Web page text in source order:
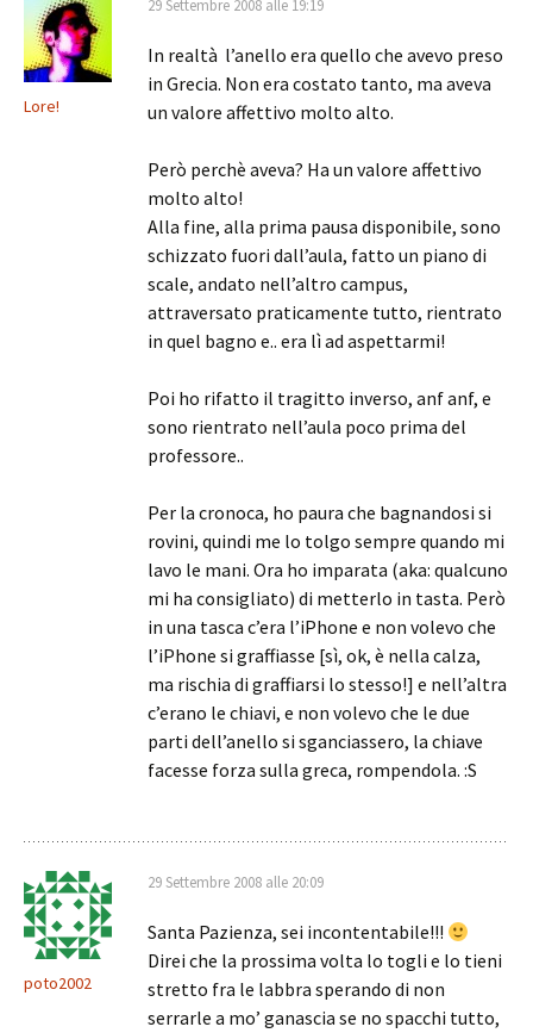
Lore!
29 Settembre 2008 alle 19:19
In realtà l’anello era quello che avevo preso
in Grecia. Non era costato tanto, ma aveva
un valore affettivo molto alto.
Però perchè aveva? Ha un valore affettivo
molto alto!
Alla fine, alla prima pausa disponibile, sono
schizzato fuori dall’aula, fatto un piano di
scale, andato nell’altro campus,
attraversato praticamente tutto, rientrato
in quel bagno e.. era lì ad aspettarmi!
Poi ho rifatto il tragitto inverso, anf anf, e
sono rientrato nell’aula poco prima del
professore..
Per la cronoca, ho paura che bagnandosi si
rovini, quindi me lo tolgo sempre quando mi
lavo le mani. Ora ho imparata (aka: qualcuno
mi ha consigliato) di metterlo in tasta. Però
in una tasca c’era l’iPhone e non volevo che
l’iPhone si graffiasse [sì, ok, è nella calza,
ma rischia di graffiarsi lo stesso!] e nell’altra
c’erano le chiavi, e non volevo che le due
parti dell’anello si sganciassero, la chiave
facesse forza sulla greca, rompendola. :S
poto2002
29 Settembre 2008 alle 20:09
Santa Pazienza, sei incontentabile!!!
Direi che la prossima volta lo togli e lo tieni
stretto fra le labbra sperando di non
serrarle a mo’ ganascia se no spacchi tutto,